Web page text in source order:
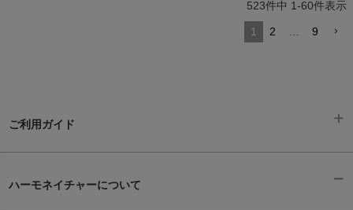
523件中 1-60件表示
1 2 9
ご利用ガイド
ハーモネイチャーについて